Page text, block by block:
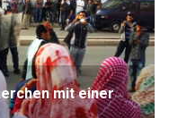
mit einer